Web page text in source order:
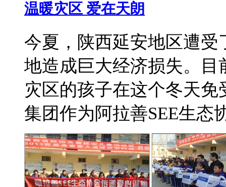
温暖灾区 爱在天朗
今夏，陕西延安地区遭
地造成巨大经济损失。
灾区的孩子在这个冬天
集团作为阿拉善SEE生态